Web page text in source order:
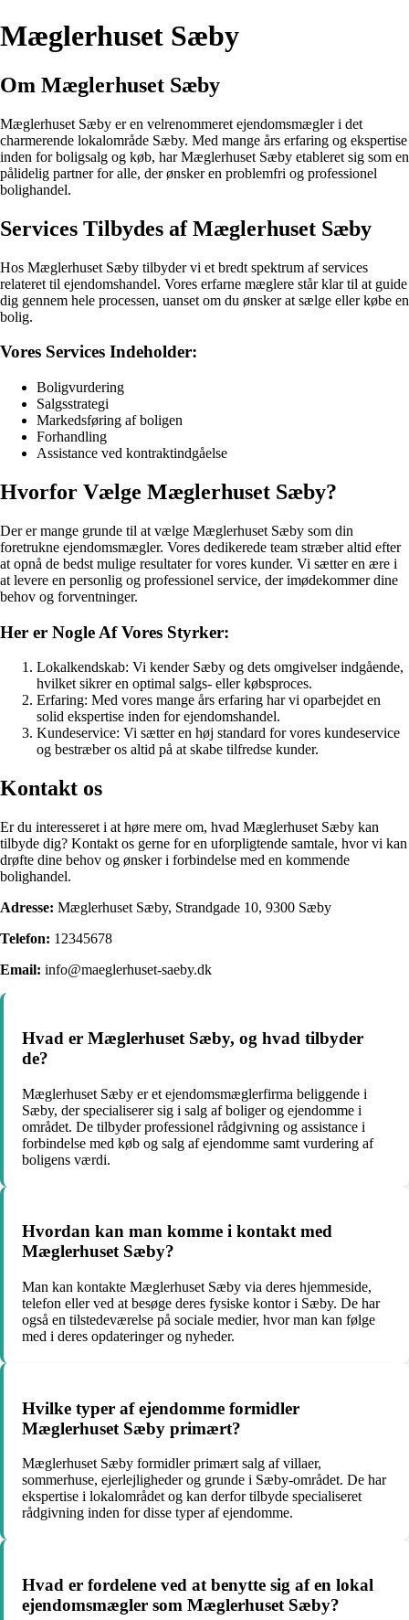
Mæglerhuset Sæby
Om Mæglerhuset Sæby
Mæglerhuset Sæby er en velrenommeret ejendomsmægler i det
charmerende lokalområde Sæby. Med mange års erfaring og ekspertise
inden for boligsalg og køb, har Mæglerhuset Sæby etableret sig som en
pålidelig partner for alle, der ønsker en problemfri og professionel
bolighandel.
Services Tilbydes af Mæglerhuset Sæby
Hos Mæglerhuset Sæby tilbyder vi et bredt spektrum af services
relateret til ejendomshandel. Vores erfarne mæglere står klar til at guide
dig gennem hele processen, uanset om du ønsker at sælge eller købe en
bolig.
Vores Services Indeholder:
Boligvurdering
Salgsstrategi
Markedsføring af boligen
Forhandling
Assistance ved kontraktindgåelse
Hvorfor Vælge Mæglerhuset Sæby?
Der er mange grunde til at vælge Mæglerhuset Sæby som din
foretrukne ejendomsmægler. Vores dedikerede team stræber altid efter
at opnå de bedst mulige resultater for vores kunder. Vi sætter en ære i
at levere en personlig og professionel service, der imødekommer dine
behov og forventninger.
Her er Nogle Af Vores Styrker:
Lokalkendskab: Vi kender Sæby og dets omgivelser indgående,
hvilket sikrer en optimal salgs- eller købsproces.
Erfaring: Med vores mange års erfaring har vi oparbejdet en
solid ekspertise inden for ejendomshandel.
Kundeservice: Vi sætter en høj standard for vores kundeservice
og bestræber os altid på at skabe tilfredse kunder.
Kontakt os
Er du interesseret i at høre mere om, hvad Mæglerhuset Sæby kan
tilbyde dig? Kontakt os gerne for en uforpligtende samtale, hvor vi kan
drøfte dine behov og ønsker i forbindelse med en kommende
bolighandel.
Adresse: Mæglerhuset Sæby, Strandgade 10, 9300 Sæby
Telefon: 12345678
Email: info@maeglerhuset-saeby.dk
Hvad er Mæglerhuset Sæby, og hvad tilbyder
de?
Mæglerhuset Sæby er et ejendomsmæglerfirma beliggende i
Sæby, der specialiserer sig i salg af boliger og ejendomme i
området. De tilbyder professionel rådgivning og assistance i
forbindelse med køb og salg af ejendomme samt vurdering af
boligens værdi.
Hvordan kan man komme i kontakt med
Mæglerhuset Sæby?
Man kan kontakte Mæglerhuset Sæby via deres hjemmeside,
telefon eller ved at besøge deres fysiske kontor i Sæby. De har
også en tilstedeværelse på sociale medier, hvor man kan følge
med i deres opdateringer og nyheder.
Hvilke typer af ejendomme formidler
Mæglerhuset Sæby primært?
Mæglerhuset Sæby formidler primært salg af villaer,
sommerhuse, ejerlejligheder og grunde i Sæby-området. De har
ekspertise i lokalområdet og kan derfor tilbyde specialiseret
rådgivning inden for disse typer af ejendomme.
Hvad er fordelene ved at benytte sig af en lokal
ejendomsmægler som Mæglerhuset Sæby?